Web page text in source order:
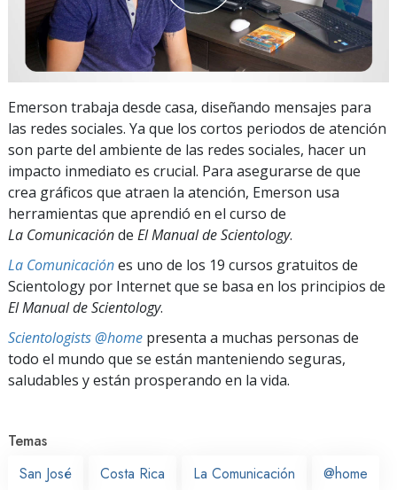
Emerson trabaja desde casa, diseñando mensajes para
las redes sociales. Ya que los cortos periodos de atención
son parte del ambiente de las redes sociales, hacer un
impacto inmediato es crucial. Para asegurarse de que
crea gráficos que atraen la atención, Emerson usa
herramientas que aprendió en el curso de
La Comunicaciónde El Manual de Scientology.
La Comunicaciónes uno de los 19 cursos gratuitos de
Scientology por Internet que se basa en los principios de
El Manual de Scientology.
Scientologists @home presenta a muchas personas de
todo el mundo que se están manteniendo seguras,
saludables y están prosperando en la vida.
Temas
San José
Costa Rica La Comunicación @home